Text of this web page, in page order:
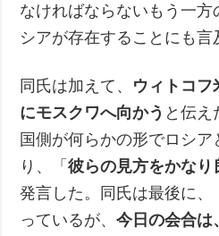
なければならないもう一方
シアが存在することにも言
同氏は加えて、 ウィトコフ
にモスクワへ向かう と伝え
国側が何らかの形でロシ
り、「彼らの見方をかなり
発言した。同氏は最後に
っているが、今日の会合は